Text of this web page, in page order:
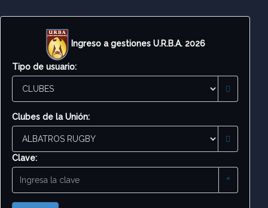
Ingreso a gestiones U.R.B.A. 2026
Tipo de usuario:
Clubes de la Unión:
Clave: